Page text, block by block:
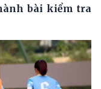
bài kiểm tra